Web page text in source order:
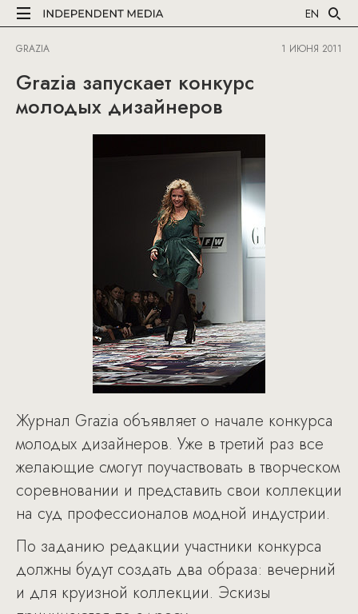
EN
GRAZIA 1 ИЮНЯ 2011
Grazia запускает конкурс
молодых дизайнеров
Журнал Grazia объявляет о начале конкурса
молодых дизайнеров. Уже в третий раз все
желающие смогут поучаствовать в творческом
соревновании и представить свои коллекции
на суд профессионалов модной индустрии.
По заданию редакции участники конкурса
должны будут создать два образа: вечерний
и для круизной коллекции. Эскизы